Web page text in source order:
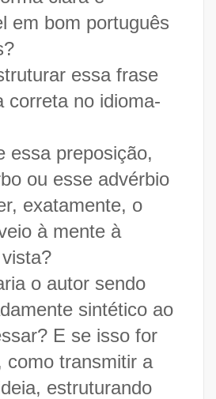
em bom português
essa frase
correta no idioma-
essa preposição,
ou esse advérbio
exatamente, o
à mente à
o autor sendo
sintético ao
E se isso for
como transmitir a
estruturando